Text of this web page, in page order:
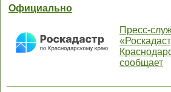
Официально
Пресс-
сообщает